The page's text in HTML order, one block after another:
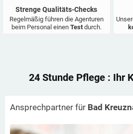
Strenge Qualitäts-Checks
Regelmäßig führen die Agenturen
beim Personal einen Test durch.
24 Stunde Pflege : Ihr
Ansprechpartner für Bad